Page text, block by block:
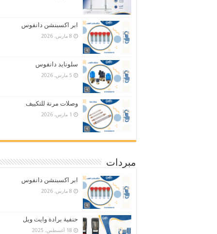
ابر اكسبنشن دانفوس
8 مارس، 2026
سلونايد دانفوس
5 مارس، 2026
وصلات مرنة للتكييف
1 مارس، 2026
مبردات
ابر اكسبنشن دانفوس
8 مارس، 2026
حنفية برادة وايت ويل
18 أغسطس، 2025